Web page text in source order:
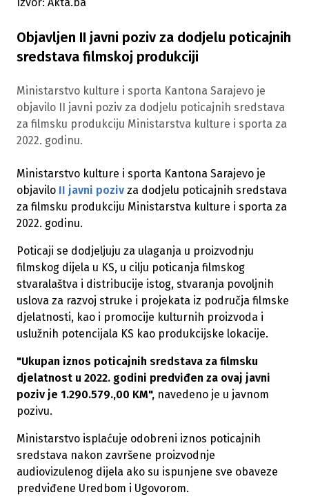
Objavljen II javni poziv za dodjelu poticajnih
sredstava filmskoj produkciji
Ministarstvo kulture i sporta Kantona Sarajevo je
objavilo II javni poziv za dodjelu poticajnih sredstava
za filmsku produkciju Ministarstva kulture i sporta za
2022. godinu.
Ministarstvo kulture i sporta Kantona Sarajevo je
objavilo II javni poziv za dodjelu poticajnih sredstava
za filmsku produkciju Ministarstva kulture i sporta za
2022. godinu.
Poticaji se dodjeljuju za ulaganja u proizvodnju
filmskog dijela u KS, u cilju poticanja filmskog
stvaralaštva i distribucije istog, stvaranja povoljnih
uslova za razvoj struke i projekata iz područja filmske
djelatnosti, kao i promocije kulturnih proizvoda i
uslužnih potencijala KS kao produkcijske lokacije.
"Ukupan iznos poticajnih sredstava za filmsku
djelatnost u 2022. godini predviđen za ovaj javni
poziv je 1.290.579.,00 KM", navedeno je u javnom
pozivu.
Ministarstvo isplaćuje odobreni iznos poticajnih
sredstava nakon završene proizvodnje
audiovizulenog dijela ako su ispunjene sve obaveze
predviđene Uredbom i Ugovorom.